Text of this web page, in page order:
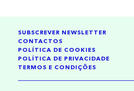
SUBSCREVER NEWSLETTER
CONTACTOS
POLÍTICA DE COOKIES
POLÍTICA DE PRIVACIDADE
TERMOS E CONDIÇÕES